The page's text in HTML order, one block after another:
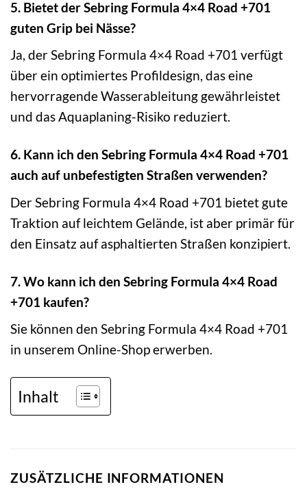
5. Bietet der Sebring Formula 4×4 Road +701
guten Grip bei Nässe?
Ja, der Sebring Formula 4×4 Road +701 verfügt
über ein optimiertes Profildesign, das eine
hervorragende Wasserableitung gewährleistet
und das Aquaplaning-Risiko reduziert.
6. Kann ich den Sebring Formula 4×4 Road +701
auch auf unbefestigten Straßen verwenden?
Der Sebring Formula 4×4 Road +701 bietet gute
Traktion auf leichtem Gelände, ist aber primär für
den Einsatz auf asphaltierten Straßen konzipiert.
7. Wo kann ich den Sebring Formula 4×4 Road
+701 kaufen?
Sie können den Sebring Formula 4×4 Road +701
in unserem Online-Shop erwerben.
Inhalt
ZUSÄTZLICHE INFORMATIONEN